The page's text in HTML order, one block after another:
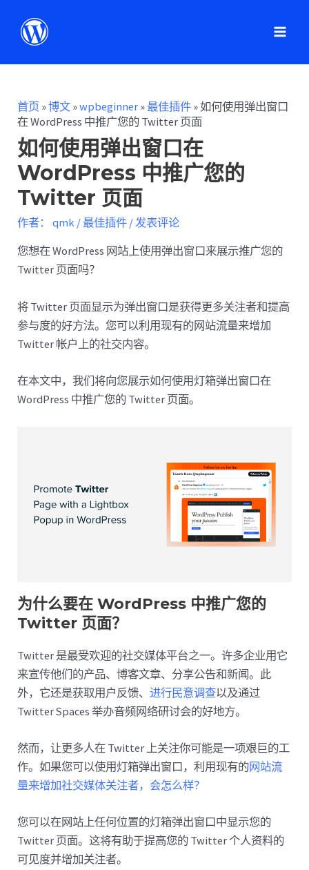
首页 »博文 »wpbeginner »最佳插件 »如何使用弹出窗口
在 WordPress 中推广您的 Twitter 页面
如何使用弹出窗口在
WordPress 中推广您的
Twitter 页面
作者： qmk /最佳插件 /发表评论
您想在 WordPress 网站上使用弹出窗口来展示推广您的
Twitter 页面吗？
将 Twitter 页面显示为弹出窗口是获得更多关注者和提高
参与度的好方法。您可以利用现有的网站流量来增加
Twitter 帐户上的社交内容。
在本文中，我们将向您展示如何使用灯箱弹出窗口在
WordPress 中推广您的 Twitter 页面。
为什么要在 WordPress 中推广您的
Twitter 页面？
Twitter 是最受欢迎的社交媒体平台之一。许多企业用它
来宣传他们的产品、博客文章、分享公告和新闻。此
外，它还是获取用户反馈、进行民意调查以及通过
Twitter Spaces 举办音频网络研讨会的好地方。
然而，让更多人在 Twitter 上关注你可能是一项艰巨的工
作。如果您可以使用灯箱弹出窗口，利用现有的网站流
量来增加社交媒体关注者，会怎么样？
您可以在网站上任何位置的灯箱弹出窗口中显示您的
Twitter 页面。这将有助于提高您的 Twitter 个人资料的
可见度并增加关注者。